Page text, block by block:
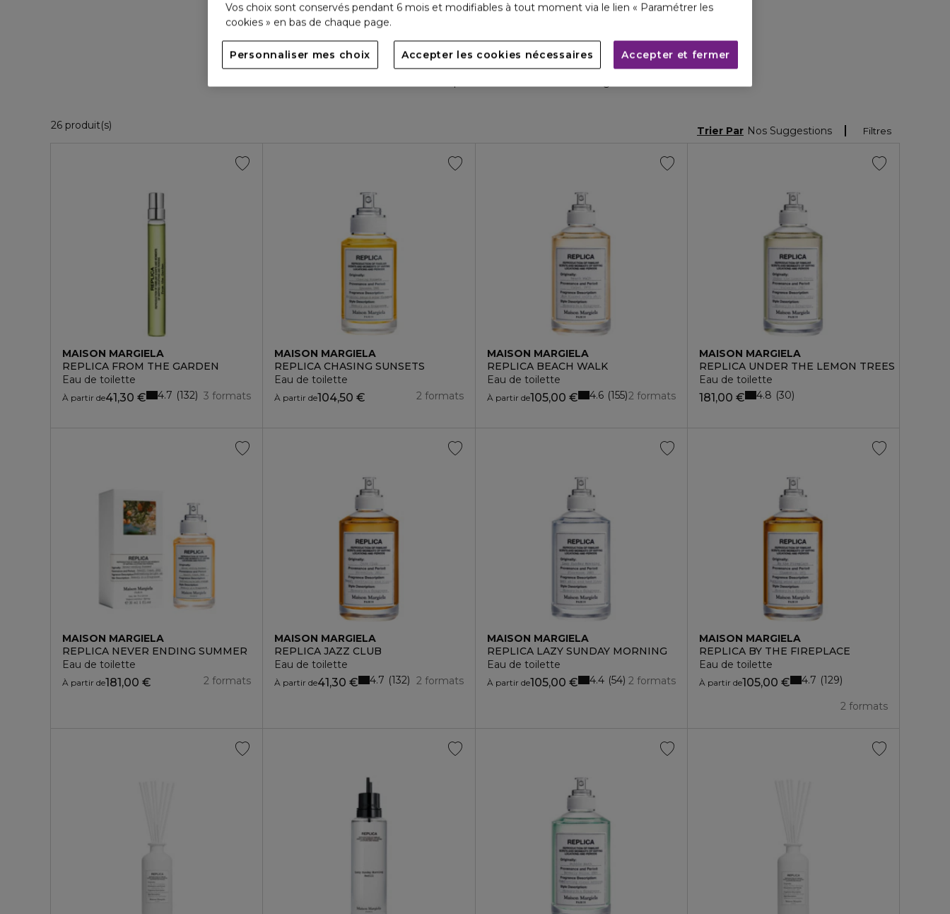
Under The Stars
26 produit(s) Filtres
Trier Par Nos Suggestions
MAISON MARGIELA
REPLICA FROM THE GARDEN
Eau de toilette
À partir de41,30 € 3 formats
4.7 132
MAISON MARGIELA
REPLICA CHASING SUNSETS
Eau de toilette
À partir de104,50 € 2 formats
MAISON MARGIELA
REPLICA BEACH WALK
Eau de toilette
À partir de105,00 € 2 formats
4.6 155
MAISON MARGIELA
REPLICA UNDER THE LEMON TREES
Eau de toilette
181,00 € 4.8 30
MAISON MARGIELA
REPLICA NEVER ENDING SUMMER
Eau de toilette
À partir de181,00 € 2 formats
MAISON MARGIELA
REPLICA JAZZ CLUB
Eau de toilette
À partir de41,30 € 2 formats
4.7 132
MAISON MARGIELA
REPLICA LAZY SUNDAY MORNING
Eau de toilette
À partir de105,00 € 2 formats
4.4 54
MAISON MARGIELA
REPLICA BY THE FIREPLACE
Eau de toilette
À partir de105,00 €
2 formats
4.7 129
Vos choix sont conservés pendant 6 mois et modifiables à tout moment via le lien « Paramétrer les
cookies » en bas de chaque page.
Personnaliser mes choix Accepter les cookies nécessaires Accepter et fermer